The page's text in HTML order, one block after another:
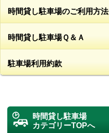
時間貸し駐車場のご利用方法
時間貸し駐車場Ｑ＆Ａ
駐車場利用約款
時間貸し駐車場
カテゴリーTOPへ